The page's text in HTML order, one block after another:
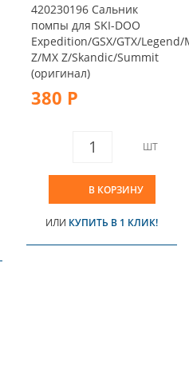
420230196 Сальник
помпы для SKI-DOO
Expedition/GSX/GTX/Legend/
Z/MX Z/Skandic/Summit
(оригинал)
380 Р
ШТ
В КОРЗИНУ
ИЛИ КУПИТЬ В 1 КЛИК!